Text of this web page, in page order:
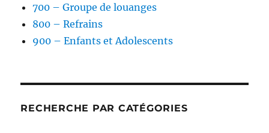
700 – Groupe de louanges
800 – Refrains
900 – Enfants et Adolescents
RECHERCHE PAR CATÉGORIES